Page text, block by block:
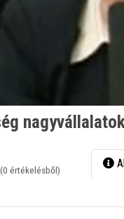
(0 értékelésből)